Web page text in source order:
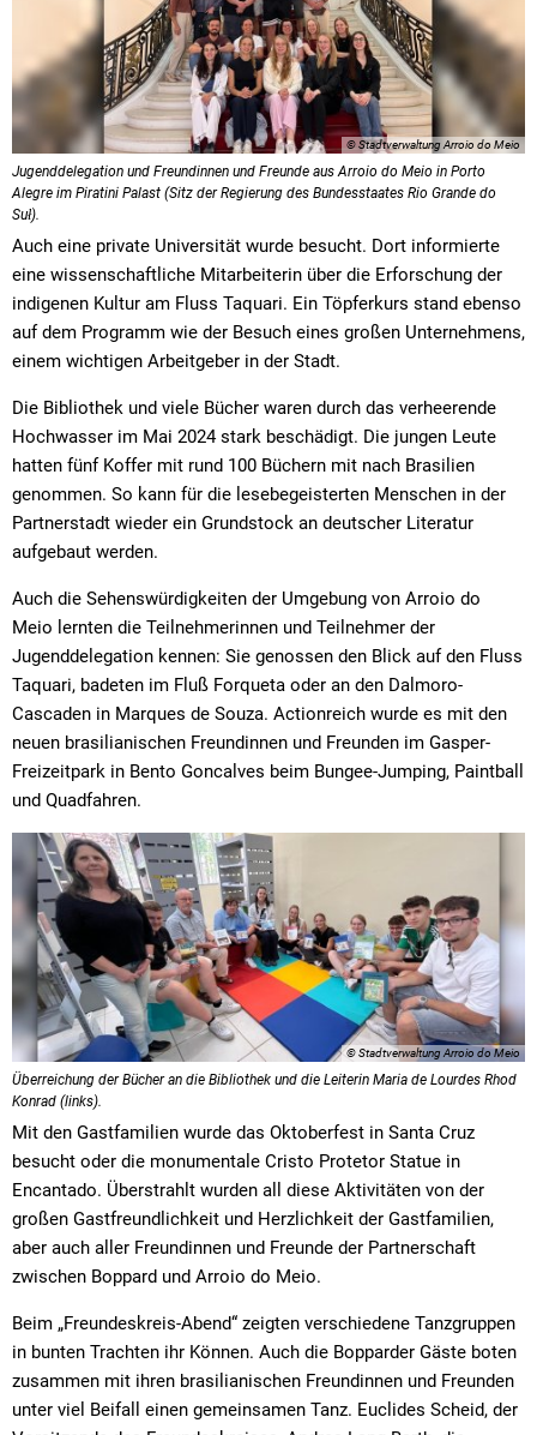
© Stadtverwaltung Arroio do Meio
Jugenddelegation und Freundinnen und Freunde aus Arroio do Meio in Porto
Alegre im Piratini Palast (Sitz der Regierung des Bundesstaates Rio Grande do
Suł).
Auch eine private Universität wurde besucht. Dort informierte
eine wissenschaftliche Mitarbeiterin über die Erforschung der
indigenen Kultur am Fluss Taquari. Ein Töpferkurs stand ebenso
auf dem Programm wie der Besuch eines großen Unternehmens,
einem wichtigen Arbeitgeber in der Stadt.
Die Bibliothek und viele Bücher waren durch das verheerende
Hochwasser im Mai 2024 stark beschädigt. Die jungen Leute
hatten fünf Koffer mit rund 100 Büchern mit nach Brasilien
genommen. So kann für die lesebegeisterten Menschen in der
Partnerstadt wieder ein Grundstock an deutscher Literatur
aufgebaut werden.
Auch die Sehenswürdigkeiten der Umgebung von Arroio do
Meio lernten die Teilnehmerinnen und Teilnehmer der
Jugenddelegation kennen: Sie genossen den Blick auf den Fluss
Taquari, badeten im Fluß Forqueta oder an den Dalmoro-
Cascaden in Marques de Souza. Actionreich wurde es mit den
neuen brasilianischen Freundinnen und Freunden im Gasper-
Freizeitpark in Bento Goncalves beim Bungee-Jumping, Paintball
und Quadfahren.
© Stadtverwaltung Arroio do Meio
Überreichung der Bücher an die Bibliothek und die Leiterin Maria de Lourdes Rhod
Konrad (links).
Mit den Gastfamilien wurde das Oktoberfest in Santa Cruz
besucht oder die monumentale Cristo Protetor Statue in
Encantado. Überstrahlt wurden all diese Aktivitäten von der
großen Gastfreundlichkeit und Herzlichkeit der Gastfamilien,
aber auch aller Freundinnen und Freunde der Partnerschaft
zwischen Boppard und Arroio do Meio.
Beim „Freundeskreis-Abend“ zeigten verschiedene Tanzgruppen
in bunten Trachten ihr Können. Auch die Bopparder Gäste boten
zusammen mit ihren brasilianischen Freundinnen und Freunden
unter viel Beifall einen gemeinsamen Tanz. Euclides Scheid, der